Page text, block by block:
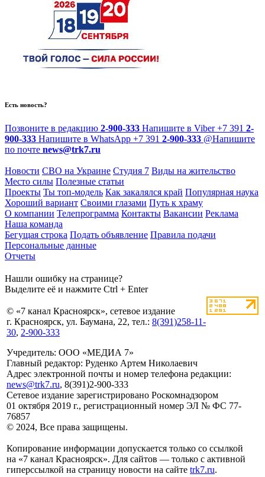
Есть новость?
Позвоните в редакцию 2-900-333 Напишите в Viber +7 391 2-
900-333 Напишите в WhatsApp +7 391 2-900-333 @Напишите
по почте news@trk7.ru
Новости СВО на Украине Студия 7 Виды на жительство
Место силы Полезные статьи
Проекты Ты топ-модель Как закалялся край Популярная наука
Хороший вариант Своими глазами Путь к храму
О компании Телепрограмма Контакты Вакансии Реклама
Наша команда
Бегущая строка Подать объявление Правила подачи
Персональные данные
Отчеты
Нашли ошибку на странице?
Выделите её и нажмите Ctrl + Enter
© «7 канал Красноярск», сетевое издание
г. Красноярск, ул. Баумана, 22, тел.: 8(391)258-11-
30, 2-900-333
Учредитель: ООО «МЕДИА 7»
Главный редактор: Руденко Артем Николаевич
Адрес электронной почты и номер телефона редакции:
news@trk7.ru, 8(391)2-900-333
Сетевое издание зарегистрировано Роскомнадзором
01 октября 2019 г., регистрационный номер ЭЛ № ФС 77-
76857
© 2024, Все права защищены.
Копирование информации допускается только со ссылкой
на «7 канал Красноярск». Для сайтов — только с активной
гиперссылкой на страницу новости на сайте trk7.ru.